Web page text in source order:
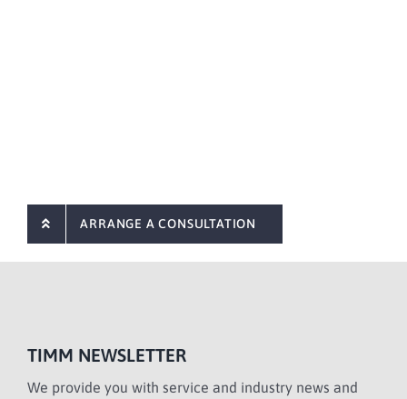
ARRANGE A CONSULTATION
TIMM NEWSLETTER
We provide you with service and industry news and